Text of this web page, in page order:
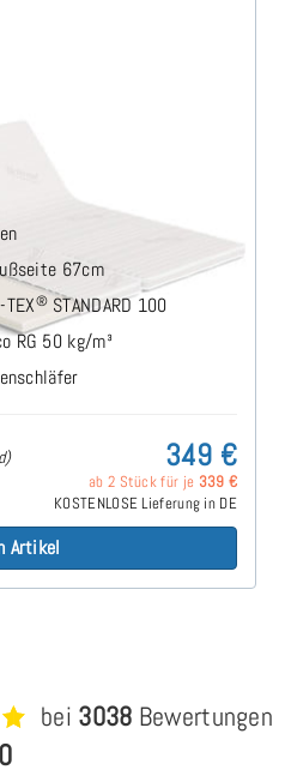
3D) 7cm Split Topper
67cm
®STANDARD 100
RG 50 kg/m³
349 €
ab 2 Stück für je 339 €
KOSTENLOSE Lieferung in DE
Artikel
bei 3038 Bewertungen